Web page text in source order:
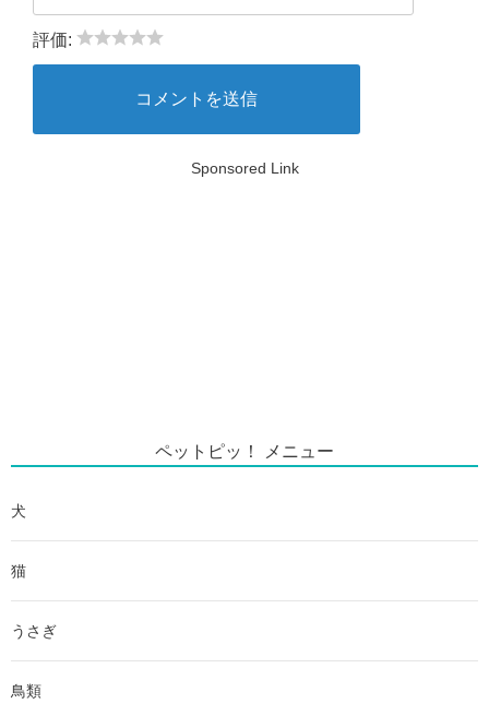
評価:
Sponsored Link
ペットピッ！ メニュー
犬
猫
うさぎ
鳥類